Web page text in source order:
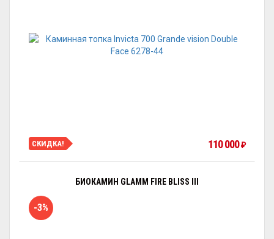
СКИДКА! 110 000₽
БИОКАМИН GLAMM FIRE BLISS III
-3%